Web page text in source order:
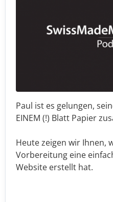
Paul ist es gelungen,
EINEM (!) Blatt Papier
Heute zeigen wir Ihnen,
Vorbereitung eine
Website erstellt hat.